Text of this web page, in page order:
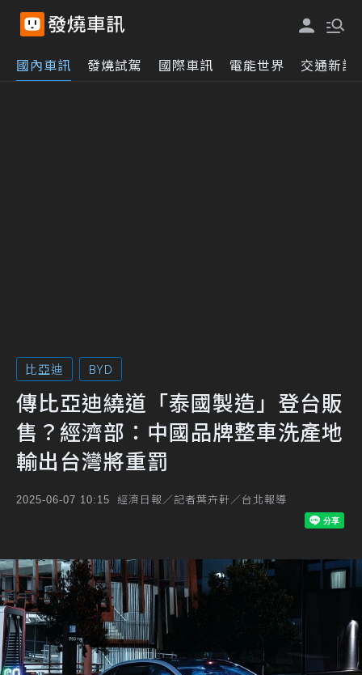
國內車訊 發燒試駕 國際車訊 電能世界 交通新訊
比亞迪 BYD
傳比亞迪繞道「泰國製造」登台販
售？經濟部：中國品牌整車洗產地
輸出台灣將重罰
2025-06-07 10:15 經濟日報／記者葉卉軒／台北報導